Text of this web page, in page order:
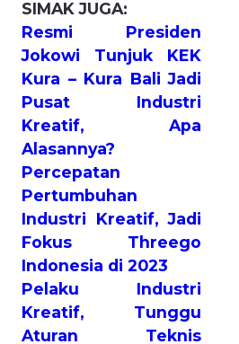
SIMAK JUGA:
Resmi Presiden
Jokowi Tunjuk KEK
Kura – Kura Bali Jadi
Pusat Industri
Kreatif, Apa
Alasannya?
Percepatan
Pertumbuhan
Industri Kreatif, Jadi
Fokus Threego
Indonesia di 2023
Pelaku Industri
Kreatif, Tunggu
Aturan Teknis